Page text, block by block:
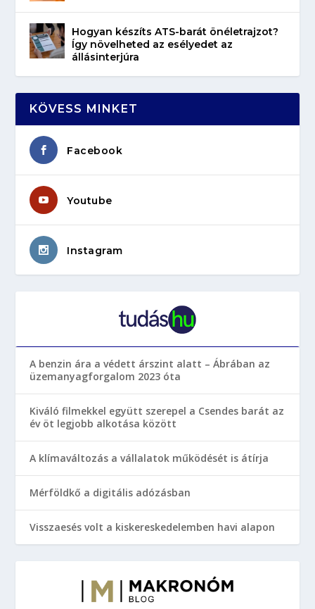
Hogyan készíts ATS-barát önéletrajzot?
Így növelheted az esélyedet az
állásinterjúra
KÖVESS MINKET
Facebook
Youtube
Instagram
A benzin ára a védett árszint alatt – Ábrában az
üzemanyagforgalom 2023 óta
Kiváló filmekkel együtt szerepel a Csendes barát az
év öt legjobb alkotása között
A klímaváltozás a vállalatok működését is átírja
Mérföldkő a digitális adózásban
Visszaesés volt a kiskereskedelemben havi alapon